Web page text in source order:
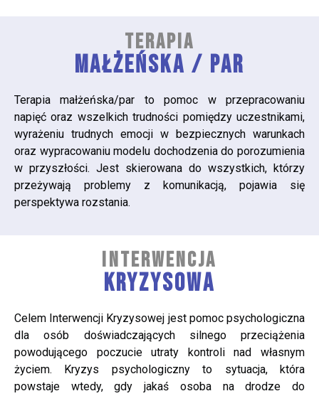
TERAPIA
MAŁŻEŃSKA / PAR
Terapia małżeńska/par to pomoc w przepracowaniu
napięć oraz wszelkich trudności pomiędzy uczestnikami,
wyrażeniu trudnych emocji w bezpiecznych warunkach
oraz wypracowaniu modelu dochodzenia do porozumienia
w przyszłości. Jest skierowana do wszystkich, którzy
przeżywają problemy z komunikacją, pojawia się
perspektywa rozstania.
INTERWENCJA
KRYZYSOWA
Celem Interwencji Kryzysowej jest pomoc psychologiczna
dla osób doświadczających silnego przeciążenia
powodującego poczucie utraty kontroli nad własnym
życiem. Kryzys psychologiczny to sytuacja, która
powstaje wtedy, gdy jakaś osoba na drodze do